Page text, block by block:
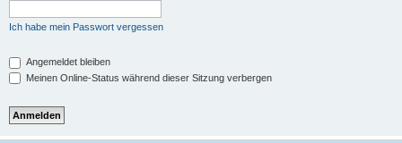
Ich habe mein Passwort vergessen
Angemeldet bleiben
Meinen Online-Status während dieser Sitzung verbergen